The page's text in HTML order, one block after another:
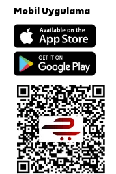
Mobil Uygulama